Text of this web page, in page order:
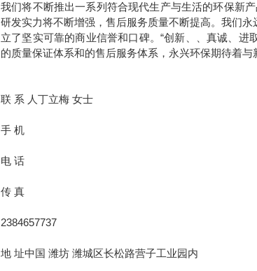
我们将不断推出一系列符合现代生产与生活的环保新产
研发实力将不断增强，售后服务质量不断提高。我们
立了坚实可靠的商业信誉和口碑。“创新、、真诚、进
的质量保证体系和的售后服务体系，永兴环保期待着与
联 系 人丁立梅 女士
手 机
电 话
传 真
2384657737
地 址中国 潍坊 潍城区长松路营子工业园内